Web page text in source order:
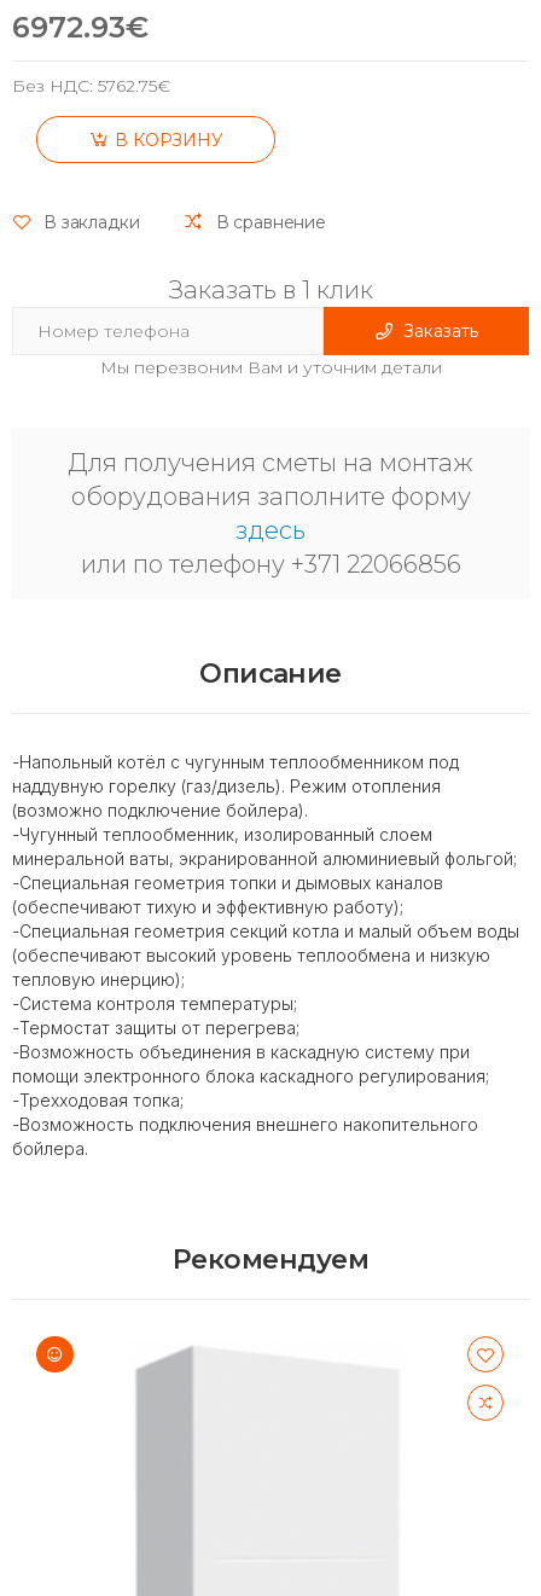
6972.93€
Без НДС: 5762.75€
В КОРЗИНУ
В закладки В сравнение
Заказать в 1 клик
Заказать
Мы перезвоним Вам и уточним детали
Для получения сметы на монтаж
оборудования заполните форму
здесь
или по телефону +371 22066856
Описание
-Напольный котёл с чугунным теплообменником под
наддувную горелку (газ/дизель). Режим отопления
(возможно подключение бойлера).
-Чугунный теплообменник, изолированный слоем
минеральной ваты, экранированной алюминиевый фольгой;
-Специальная геометрия топки и дымовых каналов
(обеспечивают тихую и эффективную работу);
-Специальная геометрия секций котла и малый объем воды
(обеспечивают высокий уровень теплообмена и низкую
тепловую инерцию);
-Система контроля температуры;
-Термостат защиты от перегрева;
-Возможность объединения в каскадную систему при
помощи электронного блока каскадного регулирования;
-Трехходовая топка;
-Возможность подключения внешнего накопительного
бойлера.
Рекомендуем